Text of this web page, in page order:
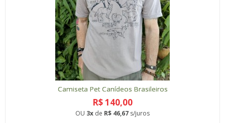
Camiseta Pet Canídeos Brasileiros
R$ 140,00
OU 3x de R$ 46,67 s/juros